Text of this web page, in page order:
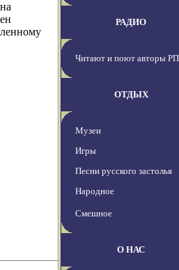
РАДИО
Читают и поют авторы РП
ОТДЫХ
Музеи
Игры
Песни русского застолья
Народное
Смешное
О НАС